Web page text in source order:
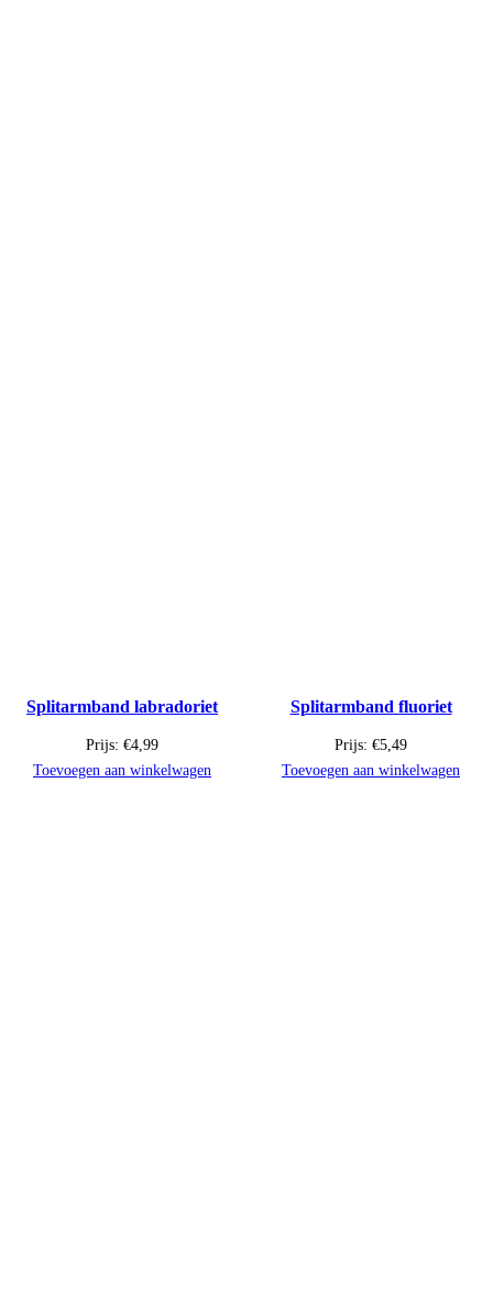
Splitarmband labradoriet
Prijs: €4,99
Toevoegen aan winkelwagen
Splitarmband fluoriet
Prijs: €5,49
Toevoegen aan winkelwagen